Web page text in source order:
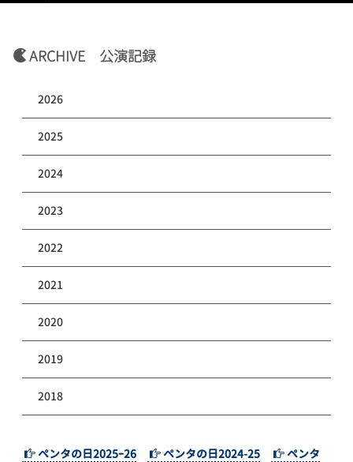
ARCHIVE 公演記録
2026
2025
2024
2023
2022
2021
2020
2019
2018
ペンタの日2025ｰ26 ペンタの日2024-25
ペンタ